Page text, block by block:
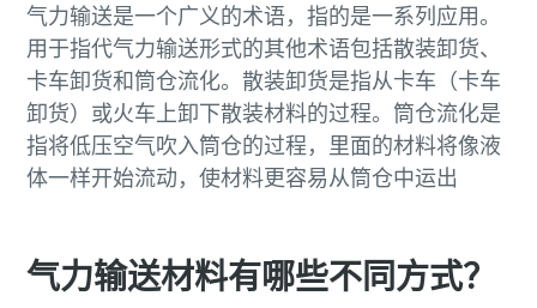
气力输送是一个广义的术语，指的是一系列应用。
用于指代气力输送形式的其他术语包括散装卸货、
卡车卸货和筒仓流化。散装卸货是指从卡车（卡车
卸货）或火车上卸下散装材料的过程。筒仓流化是
指将低压空气吹入筒仓的过程，里面的材料将像液
体一样开始流动，使材料更容易从筒仓中运出
气力输送材料有哪些不同方式？